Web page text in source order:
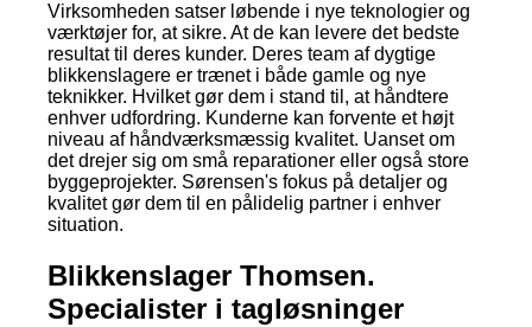
Virksomheden satser løbende i nye teknologier og
værktøjer for, at sikre. At de kan levere det bedste
resultat til deres kunder. Deres team af dygtige
blikkenslagere er trænet i både gamle og nye
teknikker. Hvilket gør dem i stand til, at håndtere
enhver udfordring. Kunderne kan forvente et højt
niveau af håndværksmæssig kvalitet. Uanset om
det drejer sig om små reparationer eller også store
byggeprojekter. Sørensen's fokus på detaljer og
kvalitet gør dem til en pålidelig partner i enhver
situation.
Blikkenslager Thomsen.
Specialister i tagløsninger